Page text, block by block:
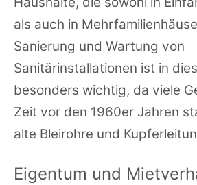
als auch in
Sanierung und Wartung von
Sanitärinstallationen ist in
besonders wichtig, da viele
Zeit vor den 1960er Jahren
alte Bleirohre und
Eigentum und